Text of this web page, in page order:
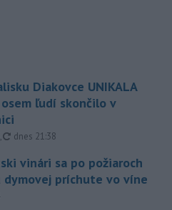
Diakovce UNIKALA
osem ľudí skončilo v
, aktualizované
dnes 21:38
vinári sa po požiaroch
dymovej príchute vo víne